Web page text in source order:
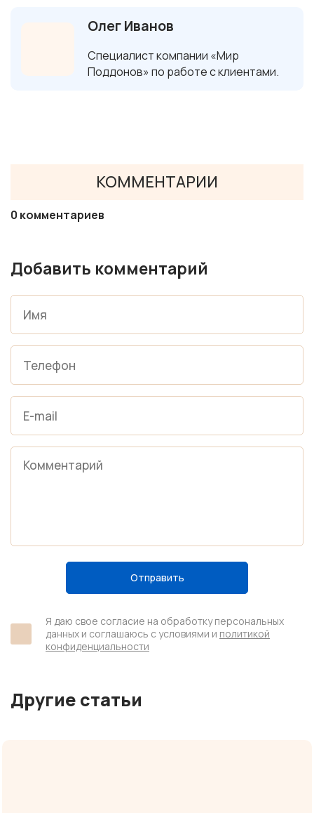
Олег Иванов
Специалист компании «Мир
Поддонов» по работе с клиентами.
КОММЕНТАРИИ
0 комментариев
Добавить комментарий
Отправить
Я даю свое согласие на обработку персональных
данных и соглашаюсь с условиями и политикой
конфиденциальности
Другие статьи